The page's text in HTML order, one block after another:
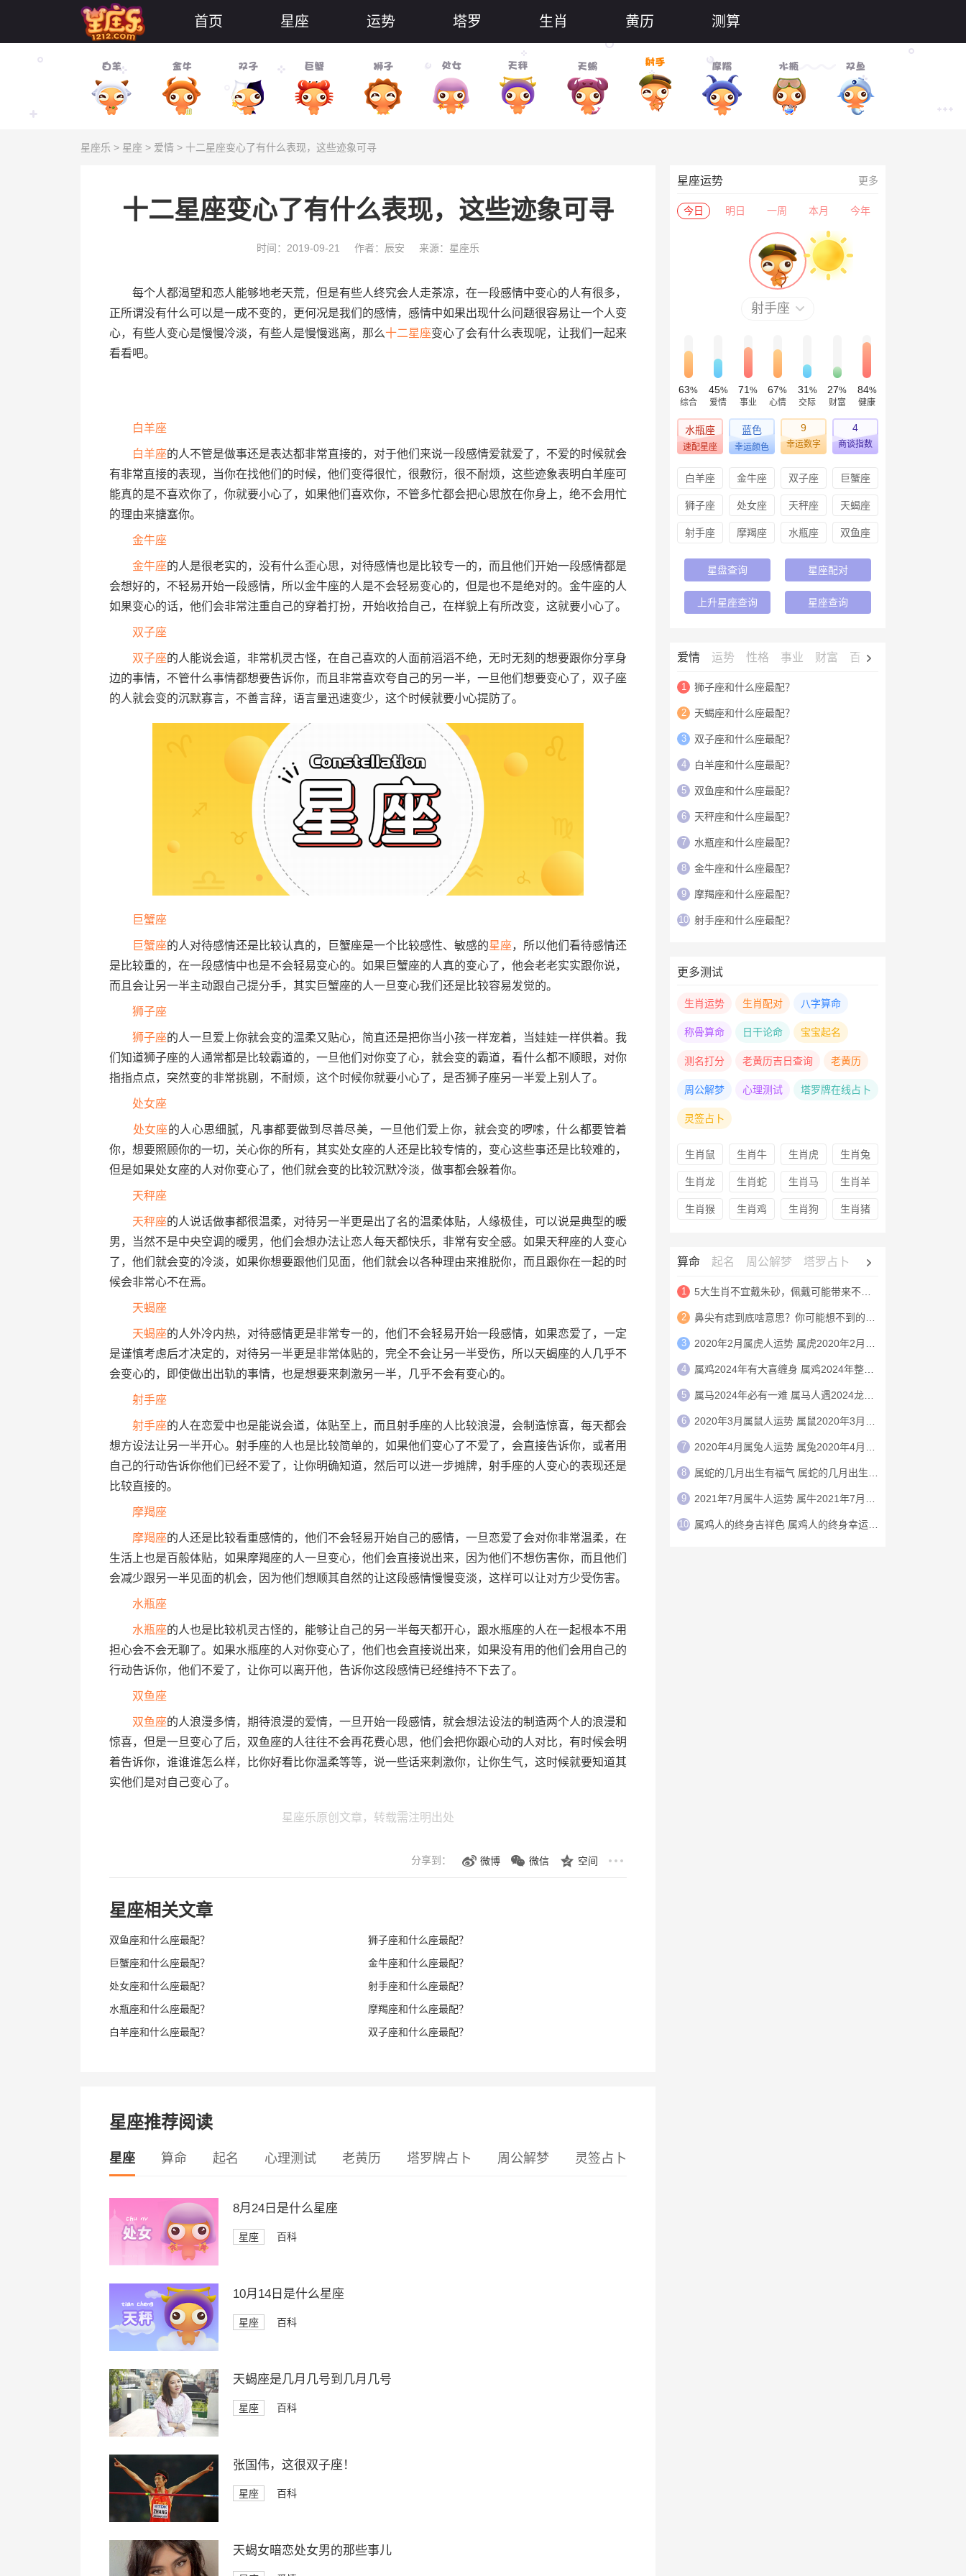
首页 星座 运势 塔罗 生肖 黄历 测算
星座乐 > 星座 > 爱情 > 十二星座变心了有什么表现，这些迹象可寻
十二星座变心了有什么表现，这些迹象可寻
时间：2019-09-21 作者：辰安 来源：星座乐
每个人都渴望和恋人能够地老天荒，但是有些人终究会人走茶凉，在一段感情中变心的人有很多，
正所谓没有什么可以是一成不变的，更何况是我们的感情，感情中如果出现什么问题很容易让一个人变
心，有些人变心是慢慢冷淡，有些人是慢慢逃离，那么十二星座变心了会有什么表现呢，让我们一起来
看看吧。
白羊座
白羊座的人不管是做事还是表达都非常直接的，对于他们来说一段感情爱就爱了，不爱的时候就会
有非常直接的表现，当你在找他们的时候，他们变得很忙，很敷衍，很不耐烦，这些迹象表明白羊座可
能真的是不喜欢你了，你就要小心了，如果他们喜欢你，不管多忙都会把心思放在你身上，绝不会用忙
的理由来搪塞你。
金牛座
金牛座的人是很老实的，没有什么歪心思，对待感情也是比较专一的，而且他们开始一段感情都是
会想好的，不轻易开始一段感情，所以金牛座的人是不会轻易变心的，但是也不是绝对的。金牛座的人
如果变心的话，他们会非常注重自己的穿着打扮，开始收拾自己，在样貌上有所改变，这就要小心了。
双子座
双子座的人能说会道，非常机灵古怪，在自己喜欢的人面前滔滔不绝，无时无刻的想要跟你分享身
边的事情，不管什么事情都想要告诉你，而且非常喜欢夸自己的另一半，一旦他们想要变心了，双子座
的人就会变的沉默寡言，不善言辞，语言量迅速变少，这个时候就要小心提防了。
巨蟹座
巨蟹座的人对待感情还是比较认真的，巨蟹座是一个比较感性、敏感的星座，所以他们看待感情还
是比较重的，在一段感情中也是不会轻易变心的。如果巨蟹座的人真的变心了，他会老老实实跟你说，
而且会让另一半主动跟自己提分手，其实巨蟹座的人一旦变心我们还是比较容易发觉的。
狮子座
狮子座的人一旦爱上你就会变的温柔又贴心，简直还是把你当小孩一样宠着，当娃娃一样供着。我
们知道狮子座的人通常都是比较霸道的，一旦他们对你变了心，就会变的霸道，看什么都不顺眼，对你
指指点点，突然变的非常挑剔，不耐烦，这个时候你就要小心了，是否狮子座另一半爱上别人了。
处女座
处女座的人心思细腻，凡事都要做到尽善尽美，一旦他们爱上你，就会变的啰嗦，什么都要管着
你，想要照顾你的一切，关心你的所有，其实处女座的人还是比较专情的，变心这些事还是比较难的，
但是如果处女座的人对你变心了，他们就会变的比较沉默冷淡，做事都会躲着你。
天秤座
天秤座的人说话做事都很温柔，对待另一半更是出了名的温柔体贴，人缘极佳，可以说是典型的暖
男，当然不是中央空调的暖男，他们会想办法让恋人每天都快乐，非常有安全感。如果天秤座的人变心
了，他们就会变的冷淡，如果你想要跟他们见面，他们就会以各种理由来推脱你，而且跟你在一起的时
候会非常心不在焉。
天蝎座
天蝎座的人外冷内热，对待感情更是非常专一的，他们不会轻易开始一段感情，如果恋爱了，一定
是谨慎考虑后才决定的，对待另一半更是非常体贴的，完全不会让另一半受伤，所以天蝎座的人几乎不
会变心的，即使做出出轨的事情，也是想要来刺激另一半，几乎不会有变心的。
射手座
射手座的人在恋爱中也是能说会道，体贴至上，而且射手座的人比较浪漫，会制造惊喜，每天都会
想方设法让另一半开心。射手座的人也是比较简单的，如果他们变心了不爱了，会直接告诉你，或者用
自己的行动告诉你他们已经不爱了，让你明确知道，然后可以进一步摊牌，射手座的人变心的表现还是
比较直接的。
摩羯座
摩羯座的人还是比较看重感情的，他们不会轻易开始自己的感情，一旦恋爱了会对你非常温柔，在
生活上也是百般体贴，如果摩羯座的人一旦变心，他们会直接说出来，因为他们不想伤害你，而且他们
会减少跟另一半见面的机会，因为他们想顺其自然的让这段感情慢慢变淡，这样可以让对方少受伤害。
水瓶座
水瓶座的人也是比较机灵古怪的，能够让自己的另一半每天都开心，跟水瓶座的人在一起根本不用
担心会不会无聊了。如果水瓶座的人对你变心了，他们也会直接说出来，如果没有用的他们会用自己的
行动告诉你，他们不爱了，让你可以离开他，告诉你这段感情已经维持不下去了。
双鱼座
双鱼座的人浪漫多情，期待浪漫的爱情，一旦开始一段感情，就会想法设法的制造两个人的浪漫和
惊喜，但是一旦变心了后，双鱼座的人往往不会再花费心思，他们会把你跟心动的人对比，有时候会明
着告诉你，谁谁谁怎么样，比你好看比你温柔等等，说一些话来刺激你，让你生气，这时候就要知道其
实他们是对自己变心了。
星座乐原创文章，转载需注明出处
分享到： 微博 微信 空间
星座相关文章
双鱼座和什么座最配？
狮子座和什么座最配？
巨蟹座和什么座最配？
金牛座和什么座最配？
处女座和什么座最配？
射手座和什么座最配？
水瓶座和什么座最配？
摩羯座和什么座最配？
白羊座和什么座最配？
双子座和什么座最配？
星座推荐阅读
星座 算命 起名 心理测试 老黄历 塔罗牌占卜 周公解梦 灵签占卜
8月24日是什么星座
星座 百科
10月14日是什么星座
星座 百科
天蝎座是几月几号到几月几号
星座 百科
张国伟，这很双子座！
星座 百科
天蝎女暗恋处女男的那些事儿
星座运势 更多
今日 明日 一周 本月 今年
射手座
63%
综合
45%
爱情
71%
事业
67%
心情
31 %
交际
27%
财富
84%
健康
水瓶座
速配星座
蓝色
幸运颜色
9
幸运数字
4
商谈指数
白羊座 金牛座 双子座 巨蟹座
狮子座 处女座 天秤座 天蝎座
射手座 摩羯座 水瓶座 双鱼座
星盘查询 星座配对
上升星座查询 星座查询
爱情 运势 性格 事业 财富 百科
1 狮子座和什么座最配？
2 天蝎座和什么座最配？
3 双子座和什么座最配？
4 白羊座和什么座最配？
5 双鱼座和什么座最配？
6 天秤座和什么座最配？
7 水瓶座和什么座最配？
8 金牛座和什么座最配？
9 摩羯座和什么座最配？
10 射手座和什么座最配？
更多测试
生肖运势 生肖配对 八字算命
称骨算命 日干论命 宝宝起名
测名打分 老黄历吉日查询 老黄历
周公解梦 心理测试 塔罗牌在线占卜
灵签占卜
生肖鼠 生肖牛 生肖虎 生肖兔
生肖龙 生肖蛇 生肖马 生肖羊
生肖猴 生肖鸡 生肖狗 生肖猪
算命 起名 周公解梦 塔罗占卜 心理测试
1 5大生肖不宜戴朱砂，佩戴可能带来不利影响
2 鼻尖有痣到底啥意思？你可能想不到的财运玄机
3 2020年2月属虎人运势 属虎2020年2月运程
4 属鸡2024年有大喜缠身 属鸡2024年整体运势
5 属马2024年必有一难 属马人遇2024龙年运气如何
6 2020年3月属鼠人运势 属鼠2020年3月运程
7 2020年4月属兔人运势 属兔2020年4月运程
8 属蛇的几月出生有福气 属蛇的几月出生上等命
9 2021年7月属牛人运势 属牛2021年7月运程
10 属鸡人的终身吉祥色 属鸡人的终身幸运颜色